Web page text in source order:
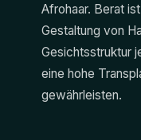
Afrohaar. Berat
Gestaltung von
Gesichtsstruktur
eine hohe
gewährleisten.